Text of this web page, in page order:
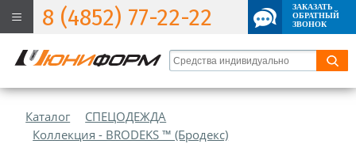
8 (4852) 77-22-22
ЗАКАЗАТЬ
ОБРАТНЫЙ
ЗВОНОК
Каталог
СПЕЦОДЕЖДА
Коллекция - BRODEKS ™ (Бродекс)